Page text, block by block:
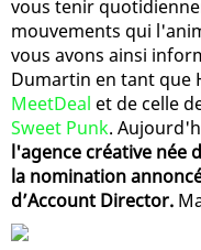
vous tenir
mouvements qui
vous avons ainsi
Dumartin en tant que
MeetDeal et de celle
Sweet Punk.
l'agence créative née
la nomination
d’Account Director.